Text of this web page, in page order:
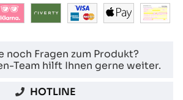
noch Fragen zum Produkt?
Team hilft Ihnen gerne weiter.
HOTLINE